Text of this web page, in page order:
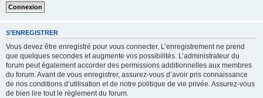
S’ENREGISTRER
Vous devez être enregistré pour vous connecter. L’enregistrement ne prend
que quelques secondes et augmente vos possibilités. L’administrateur du
forum peut également accorder des permissions additionnelles aux membres
du forum. Avant de vous enregistrer, assurez-vous d’avoir pris connaissance
de nos conditions d’utilisation et de notre politique de vie privée. Assurez-vous
de bien lire tout le règlement du forum.